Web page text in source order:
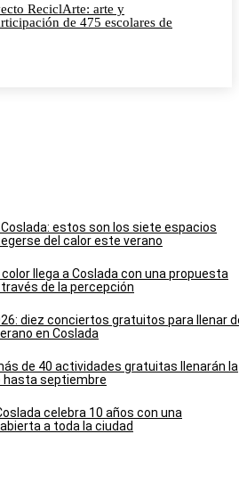
ReciclArte: arte y
de 475 escolares de
estos son los siete espacios
del calor este verano
llega a Coslada con una propuesta
de la percepción
diez conciertos gratuitos para llenar
en Coslada
de 40 actividades gratuitas llenarán la
hasta septiembre
celebra 10 años con una
a toda la ciudad